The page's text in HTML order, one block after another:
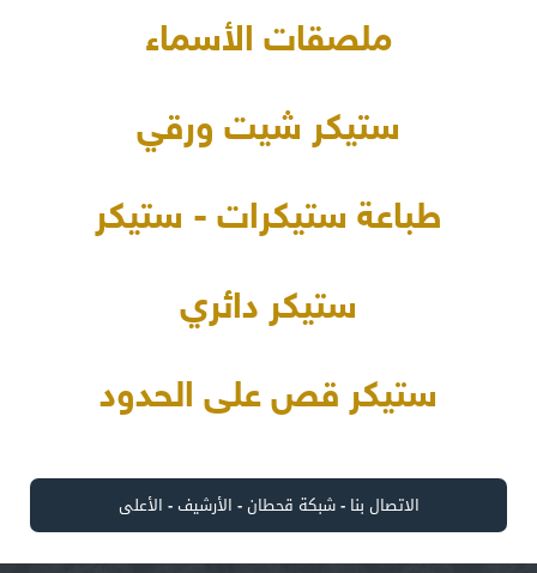
ملصقات الأسماء
ستيكر شيت ورقي
طباعة ستيكرات - ستيكر
ستيكر دائري
ستيكر قص على الحدود
الاتصال بنا -شبكة قحطان- الأرشيف- الأعلى